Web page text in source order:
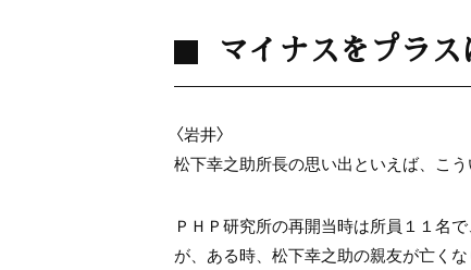
マイナスをプラ
〈岩井〉
松下幸之助所長の思い出といえば、こう
ＰＨＰ研究所の再開当時は所員１１名
が、ある時、松下幸之助の親友が亡く